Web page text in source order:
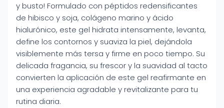
y busto! Formulado con péptidos redensificantes
de hibisco y soja, colágeno marino y ácido
hialurónico, este gel hidrata intensamente, levanta,
define los contornos y suaviza la piel, dejándola
visiblemente más tersa y firme en poco tiempo. Su
delicada fragancia, su frescor y la suavidad al tacto
convierten la aplicación de este gel reafirmante en
una experiencia agradable y revitalizante para tu
rutina diaria.